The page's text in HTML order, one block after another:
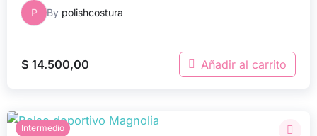
P By polishcostura
$ 14.500,00 Añadir al carrito
Intermedio